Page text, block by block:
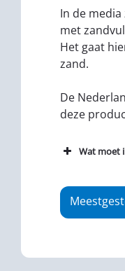
In de
met
Het gaat
zand.
De
deze
Wat moet